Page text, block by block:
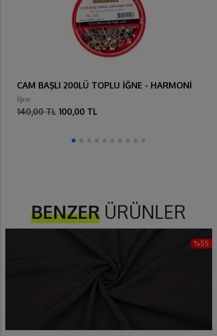
CAM BAŞLI 200LÜ TOPLU İĞNE - HARMONİ
İğne
140,00 TL 100,00 TL
BENZER ÜRÜNLER
%55